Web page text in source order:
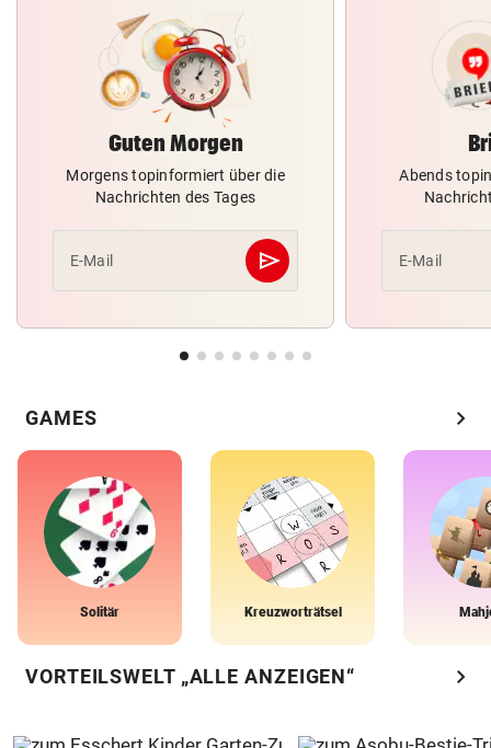
Guten Morgen
Morgens topinformiert über die
Nachrichten des Tages
E-Mail send
Abschicken
Abends
E-Mail
GAMES chevron_right
Solitär Kreuzworträtsel
VORTEILSWELT „ALLE ANZEIGEN“ chevron_right